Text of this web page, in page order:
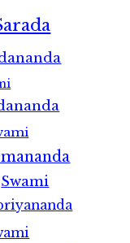
Swami